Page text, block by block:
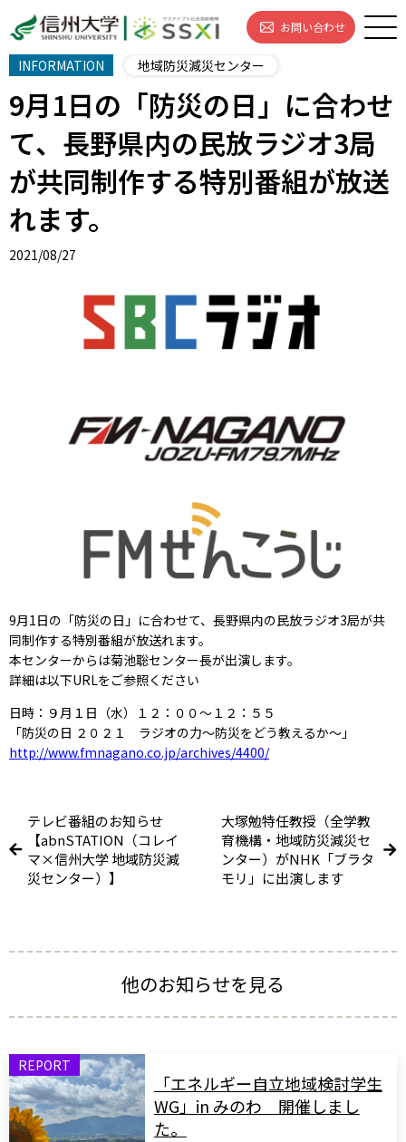
お問い合わせ
INFORMATION 地域防災減災センター
9月1日の「防災の日」に合わせ
て、長野県内の民放ラジオ3局
が共同制作する特別番組が放送
れます。
2021/08/27
9月1日の「防災の日」に合わせて、長野県内の民放ラジオ3局が共
同制作する特別番組が放送れます。
本センターからは菊池聡センター長が出演します。
詳細は以下URLをご参照ください
日時：９月１日（水）１２：００〜１２：５５
「防災の日 ２０２１ ラジオの力〜防災をどう教えるか〜」
http://www.fmnagano.co.jp/archives/4400/
テレビ番組のお知らせ
【abnSTATION（コレイ
マ×信州大学 地域防災減
災センター）】
大塚勉特任教授（全学教
育機構・地域防災減災セ
ンター）がNHK「ブラタ
モリ」に出演します
他のお知らせを見る
REPORT
「エネルギー自立地域検討学生
WG」in みのわ 開催しまし
た。